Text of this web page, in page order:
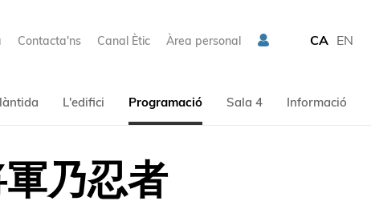
Contacta'ns Canal Ètic Àrea personal CA EN
L'edifici Programació Sala 4 Informació
乃忍者